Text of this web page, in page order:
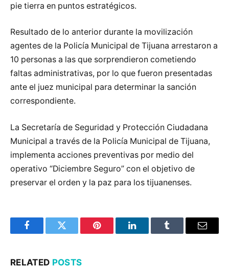
pie tierra en puntos estratégicos.
Resultado de lo anterior durante la movilización
agentes de la Policía Municipal de Tijuana arrestaron a
10 personas a las que sorprendieron cometiendo
faltas administrativas, por lo que fueron presentadas
ante el juez municipal para determinar la sanción
correspondiente.
La Secretaría de Seguridad y Protección Ciudadana
Municipal a través de la Policía Municipal de Tijuana,
implementa acciones preventivas por medio del
operativo “Diciembre Seguro” con el objetivo de
preservar el orden y la paz para los tijuanenses.
FacebookTwitter Pinterest LinkedInTumblr Email
RELATED POSTS